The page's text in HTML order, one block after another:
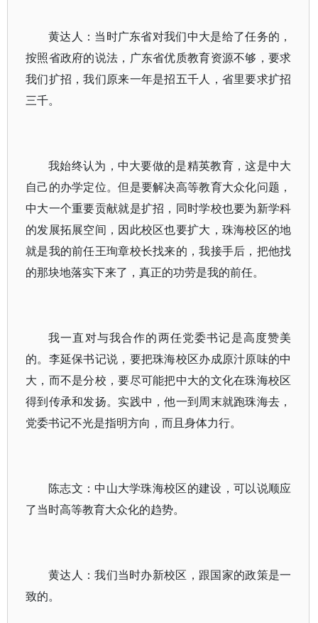
黄达人：当时广东省对我们中大是给了任务的，
按照省政府的说法，广东省优质教育资源不够，要求
我们扩招，我们原来一年是招五千人，省里要求扩招
三千。
我始终认为，中大要做的是精英教育，这是中大
自己的办学定位。但是要解决高等教育大众化问题，
中大一个重要贡献就是扩招，同时学校也要为新学科
的发展拓展空间，因此校区也要扩大，珠海校区的地
就是我的前任王珣章校长找来的，我接手后，把他找
的那块地落实下来了，真正的功劳是我的前任。
我一直对与我合作的两任党委书记是高度赞美
的。李延保书记说，要把珠海校区办成原汁原味的中
大，而不是分校，要尽可能把中大的文化在珠海校区
得到传承和发扬。实践中，他一到周末就跑珠海去，
党委书记不光是指明方向，而且身体力行。
陈志文：中山大学珠海校区的建设，可以说顺应
了当时高等教育大众化的趋势。
黄达人：我们当时办新校区，跟国家的政策是一
致的。